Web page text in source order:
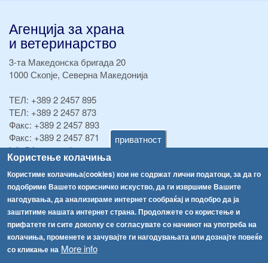
приватност
Користење колачиња
Користиме колачиња(cookies) кои не содржат лични податоци, за да го
подобриме Вашето корисничко искуство, да ги извршиме Вашите
нагодувања, да анализираме интернет сообраќај и подобро да ја
заштитиме нашата интернет страна. Продолжете со користење и
прифатете ги сите доколку се согласувате со начинот на употреба на
колачиња, променете и зачувајте ги нагодувањата или дознајте повеќе
со кликање на More info
Агенција за храна
и ветеринарство
3-та Македонска бригада 20
1000 Скопје, Северна Македонија
ТЕЛ: +389 2 2457 895
ТЕЛ: +389 2 2457 873
Факс: +389 2 2457 893
Факс: +389 2 2457 871
info@fva.gov.mk
[АХВ-претходна страна]
Соопштенија
Република Бугарија ги засили официјалните контроли при увоз на свежо овошје и зеленчук
Високите температури ризик од труење со храна, опасни се и за животните
Водата во Гостивар може да се користи како техничка, продолжува испораката на флаширана вода
Навигација
Архива
Регистри
Обрасци